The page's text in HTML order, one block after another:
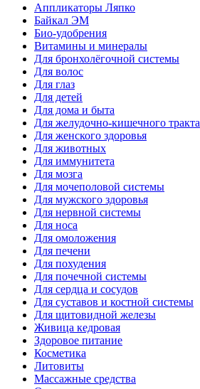
Аппликаторы Ляпко
Байкал ЭМ
Био-удобрения
Витамины и минералы
Для бронхолёгочной системы
Для волос
Для глаз
Для детей
Для дома и быта
Для желудочно-кишечного тракта
Для женского здоровья
Для животных
Для иммунитета
Для мозга
Для мочеполовой системы
Для мужского здоровья
Для нервной системы
Для носа
Для омоложения
Для печени
Для похудения
Для почечной системы
Для сердца и сосудов
Для суставов и костной системы
Для щитовидной железы
Живица кедровая
Здоровое питание
Косметика
Литовиты
Массажные средства